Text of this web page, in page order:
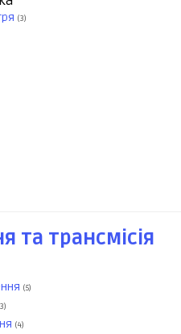
(3)
та трансмісія
(5)
(4)